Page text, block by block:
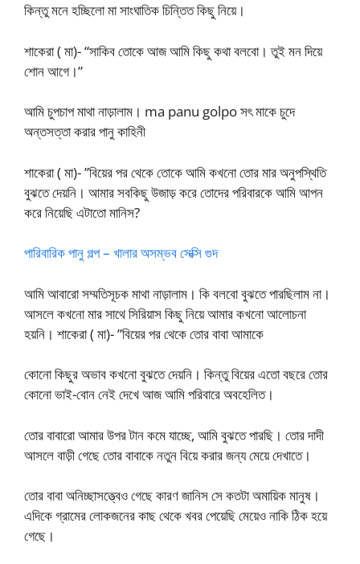
কিন্তু মনে হচ্ছিলো মা সাংঘাতিক চিন্তিত কিছু নিয়ে।
শাকেরা ( মা)- “সাকিব তোকে আজ আমি কিছু কথা বলবো। তুই মন দিয়ে
শোন আগে।”
আমি চুপচাপ মাথা নাড়ালাম। ma panu golpo সৎ মাকে চুদে
অন্তসত্তা করার পানু কাহিনী
শাকেরা ( মা)- ”বিয়ের পর থেকে তোকে আমি কখনো তোর মার অনুপস্থিতি
বুঝতে দেয়নি। আমার সবকিছু উজাড় করে তোদের পরিবারকে আমি আপন
করে নিয়েছি এটাতো মানিস?
পারিবারিক পানু গল্প – খালার অসম্ভব সেক্সি গুদ
আমি আবারো সম্মতিসূচক মাথা নাড়ালাম। কি বলবো বুঝতে পারছিলাম না।
আসলে কখনো মার সাথে সিরিয়াস কিছু নিয়ে আমার কখনো আলোচনা
হয়নি। শাকেরা ( মা)- ”বিয়ের পর থেকে তোর বাবা আমাকে
কোনো কিছুর অভাব কখনো বুঝতে দেয়নি। কিন্তু বিয়ের এতো বছরে তোর
কোনো ভাই-বোন নেই দেখে আজ আমি পরিবারে অবহেলিত।
তোর বাবারো আমার উপর টান কমে যাচ্ছে, আমি বুঝতে পারছি। তোর দাদী
আসলে বাড়ী গেছে তোর বাবাকে নতুন বিয়ে করার জন্য মেয়ে দেখাতে।
তোর বাবা অনিচ্ছাসত্ত্বেও গেছে কারণ জানিস সে কতটা অমায়িক মানুষ।
এদিকে গ্রামের লোকজনের কাছ থেকে খবর পেয়েছি মেয়েও নাকি ঠিক হয়ে
গেছে।